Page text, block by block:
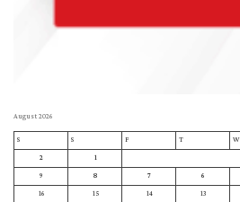
August 2026
W
T
F
S
S
1
2
6
7
8
9
13
14
15
16